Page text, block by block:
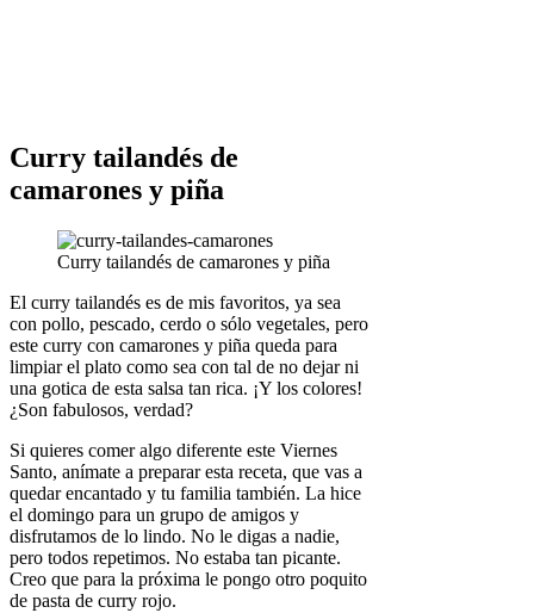
Curry tailandés de
camarones y piña
Curry tailandés de camarones y piña
El curry tailandés es de mis favoritos, ya sea
con pollo, pescado, cerdo o sólo vegetales, pero
este curry con camarones y piña queda para
limpiar el plato como sea con tal de no dejar ni
una gotica de esta salsa tan rica. ¡Y los colores!
¿Son fabulosos, verdad?
Si quieres comer algo diferente este Viernes
Santo, anímate a preparar esta receta, que vas a
quedar encantado y tu familia también. La hice
el domingo para un grupo de amigos y
disfrutamos de lo lindo. No le digas a nadie,
pero todos repetimos. No estaba tan picante.
Creo que para la próxima le pongo otro poquito
de pasta de curry rojo.